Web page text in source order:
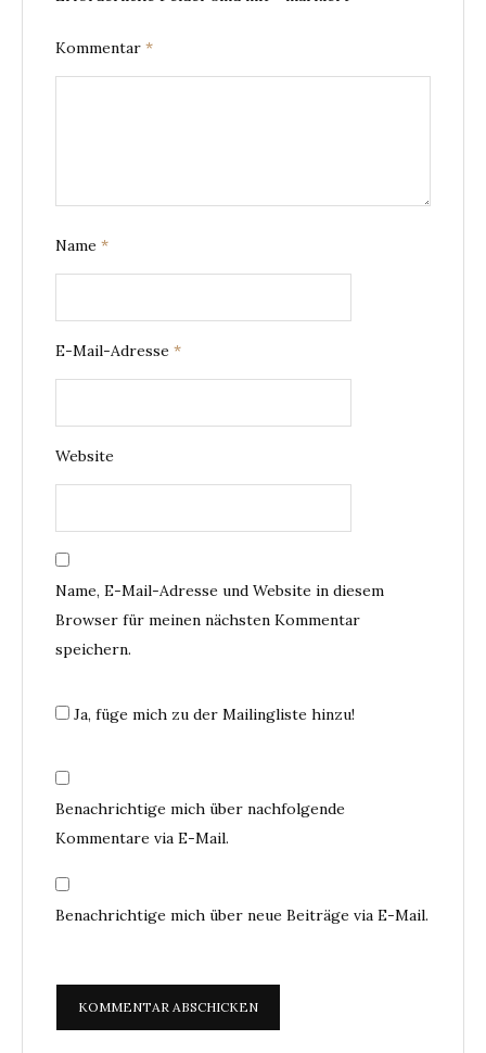
Kommentar *
Name *
E-Mail-Adresse *
Website
Name, E-Mail-Adresse und Website in diesem
Browser für meinen nächsten Kommentar
speichern.
Ja, füge mich zu der Mailingliste hinzu!
Benachrichtige mich über nachfolgende
Kommentare via E-Mail.
Benachrichtige mich über neue Beiträge via E-Mail.